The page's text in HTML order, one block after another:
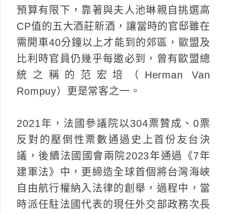
預算有限下，靠著與夫人池琳親自挑選高
CP值的五大酒莊新酒，讓當時的官邸雖在
需開車40分鐘以上才能到的郊區，歐盟及
比利時官員仍幾乎每邀必到，曾有歐盟總
統之稱的范宏培（Herman Van
Rompuy）更是常客之一。
2021年，法國參議院以304票贊成、0票
反對的壓倒性票數通過史上首份友台決
議，後續法國國會兩院2023年通過《7年
建軍法》中，更締造全球首個將台灣海峽
自由航行權納入法律的創舉，過程中，當
時派任駐法國代表的現任外交部政務次長